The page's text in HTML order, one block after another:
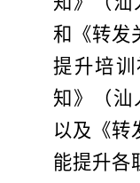
和《转发
提升培
知 》（汕
以及《转
能提升各